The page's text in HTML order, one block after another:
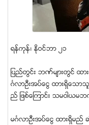
ရန္ကုန္၊ ႏိုဝင္ဘာ ၂၁
ျပည္တြင္း ဘဏ္မ်ားတြင္ ထာ
ဂၤလာဦးအပ္ေငြ ထားရွိေသ
ည္ ျဖစ္ေၾကာင္း သမဝါ
မဂၤလာဦးအပ္ေငြ ထား